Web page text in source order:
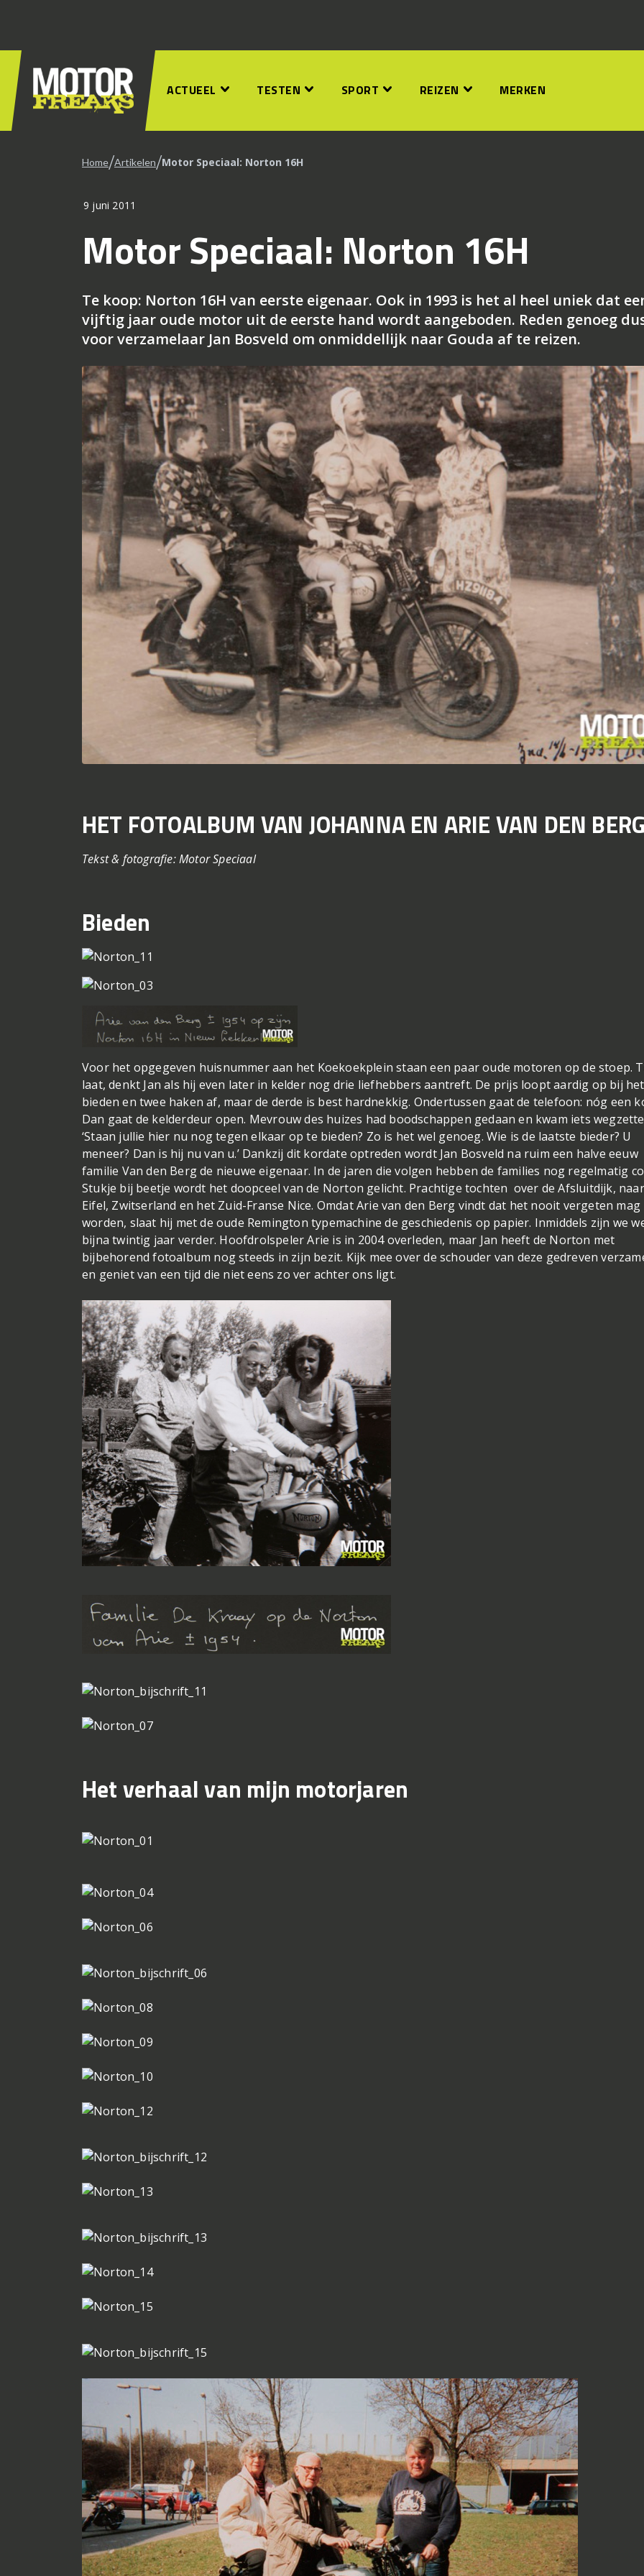
ACTUEEL TESTEN SPORT REIZEN MERKEN
Home/Artikelen/Motor Speciaal: Norton 16H
9 juni 2011
Motor Speciaal: Norton 16H
Te koop: Norton 16H van eerste eigenaar. Ook in 1993 is het al heel uniek dat
vijftig jaar oude motor uit de eerste hand wordt aangeboden. Reden genoeg
voor verzamelaar Jan Bosveld om onmiddellijk naar Gouda af te reizen.
Tekst & fotografie: Motor Speciaal
Bieden
Voor het opgegeven huisnummer aan het Koekoekplein staan een paar oude motoren op de stoep.
laat, denkt Jan als hij even later in kelder nog drie liefhebbers aantreft. De prijs loopt aardig op bij het
bieden en twee haken af, maar de derde is best hardnekkig. Ondertussen gaat de telefoon: nóg een
Dan gaat de kelderdeur open. Mevrouw des huizes had boodschappen gedaan en kwam iets
‘Staan jullie hier nu nog tegen elkaar op te bieden? Zo is het wel genoeg. Wie is de laatste bieder? U
meneer? Dan is hij nu van u.’ Dankzij dit kordate optreden wordt Jan Bosveld na ruim een halve eeuw
familie Van den Berg de nieuwe eigenaar. In de jaren die volgen hebben de families nog regelmatig
Stukje bij beetje wordt het doopceel van de Norton gelicht. Prachtige tochten over de Afsluitdijk, naar
Eifel, Zwitserland en het Zuid-Franse Nice. Omdat Arie van den Berg vindt dat het nooit vergeten mag
worden, slaat hij met de oude Remington typemachine de geschiedenis op papier. Inmiddels zijn we
bijna twintig jaar verder. Hoofdrolspeler Arie is in 2004 overleden, maar Jan heeft de Norton met
bijbehorend fotoalbum nog steeds in zijn bezit. Kijk mee over de schouder van deze gedreven
en geniet van een tijd die niet eens zo ver achter ons ligt.
Het verhaal van mijn motorjaren